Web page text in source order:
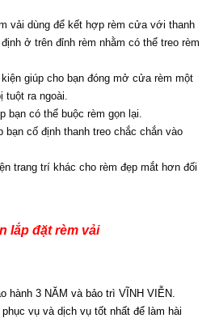
vải dùng để kết hợp rèm cửa với thanh
ở trên đỉnh rèm nhằm có thể treo rèm
kiện giúp cho bạn đóng mở cửa rèm một
tuột ra ngoài.
bạn có thể buộc rèm gọn lại.
bạn cố định thanh treo chắc chắn vào
trang trí khác cho rèm đẹp mắt hơn đối
lắp đặt rèm vải
hành 3 NĂM và bảo trì VĨNH VIỄN.
vụ và dịch vụ tốt nhất để làm hài